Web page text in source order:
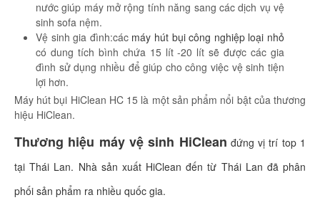
nước giúp máy mở rộng tính năng sang các dịch vụ vệ
sinh sofa nệm.
Vệ sinh gia đình:các máy hút bụi công nghiệp loại nhỏ
có dung tích bình chứa 15 lít -20 lít sẽ được các gia
đình sử dụng nhiều để giúp cho công việc vệ sinh tiện
lợi hơn.
Máy hút bụi HiClean HC 15 là một sản phẩm nổi bật của thương
hiệu HiClean.
Thương hiệu máy vệ sinh HiClean đứng vị trí top 1
tại Thái Lan. Nhà sản xuất HiClean đến từ Thái Lan đã phân
phối sản phẩm ra nhiều quốc gia.